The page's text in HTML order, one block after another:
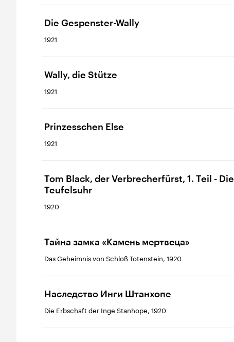
Die Gespenster-Wally
1921
Wally, die Stütze
1921
Prinzesschen Else
1921
Tom Black, der Verbrecherfürst, 1. Teil - Die
Teufelsuhr
1920
Тайна замка «Камень мертвеца»
Das Geheimnis von Schloß Totenstein, 1920
Наследство Инги Штанхопе
Die Erbschaft der Inge Stanhope, 1920